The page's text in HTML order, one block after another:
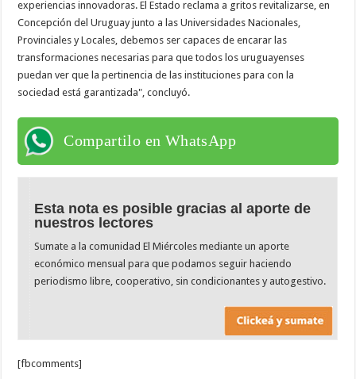
experiencias innovadoras. El Estado reclama a gritos revitalizarse, en
Concepción del Uruguay junto a las Universidades Nacionales,
Provinciales y Locales, debemos ser capaces de encarar las
transformaciones necesarias para que todos los uruguayenses
puedan ver que la pertinencia de las instituciones para con la
sociedad está garantizada", concluyó.
Compartilo en WhatsApp
Esta nota es posible gracias al aporte de
nuestros lectores
Sumate a la comunidad El Miércoles mediante un aporte
económico mensual para que podamos seguir haciendo
periodismo libre, cooperativo, sin condicionantes y autogestivo.
[fbcomments]